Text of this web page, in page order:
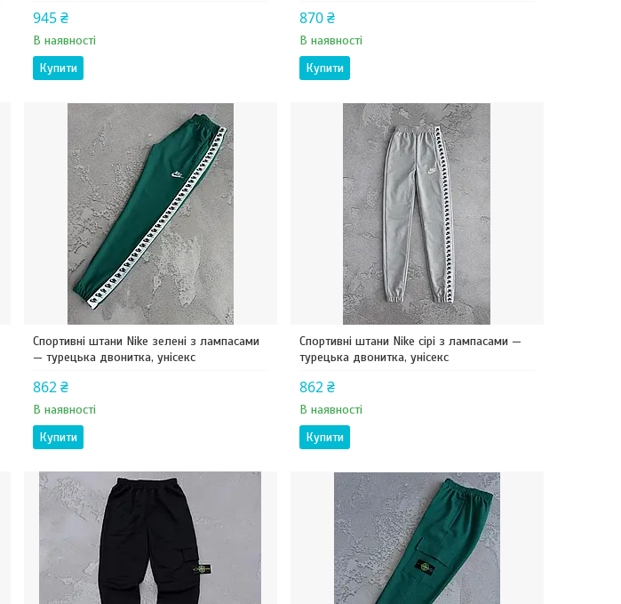
945 ₴
В наявності
Купити
870 ₴
В наявності
Купити
Спортивні штани Nike зелені з лампасами
— турецька двонитка, унісекс
862 ₴
В наявності
Купити
Спортивні штани Nike сірі з лампасами —
турецька двонитка, унісекс
862 ₴
В наявності
Купити